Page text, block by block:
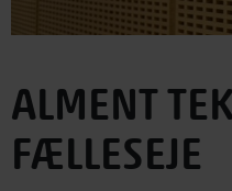
ALMENT
FÆLLESEJE